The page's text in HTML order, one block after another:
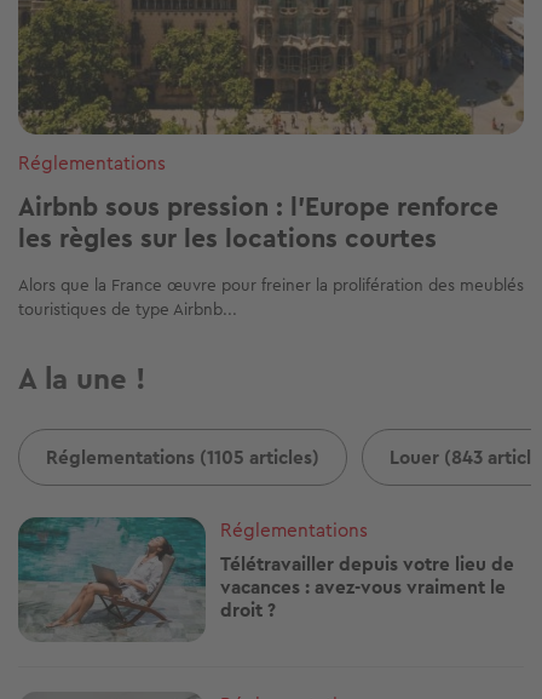
Réglementations
Airbnb sous pression : l’Europe renforce
les règles sur les locations courtes
Alors que la France œuvre pour freiner la prolifération des meublés
touristiques de type Airbnb...
A la une !
Réglementations (1105 articles) Louer (843
Image
Réglementations
Télétravailler depuis votre lieu de
vacances : avez-vous vraiment le
droit ?